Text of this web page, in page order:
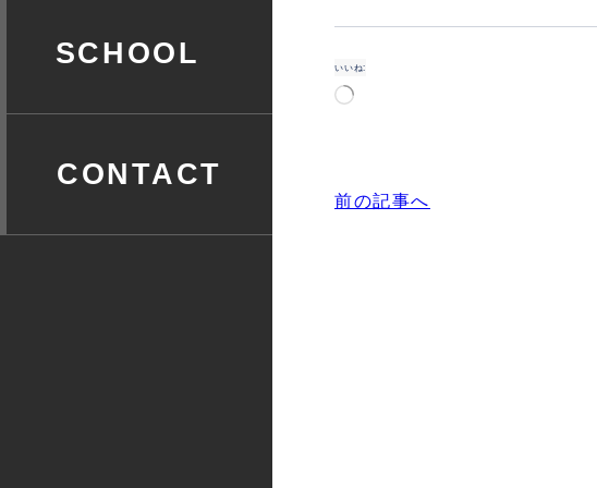
スクール
お問い合わせ
いいね:
前の記事へ